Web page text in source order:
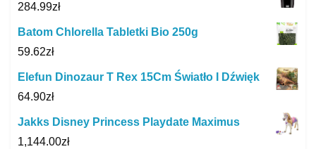
284.99zł
Batom Chlorella Tabletki Bio 250g
59.62zł
Elefun Dinozaur T Rex 15Cm Światło I Dźwięk
64.90zł
Jakks Disney Princess Playdate Maximus
1,144.00zł